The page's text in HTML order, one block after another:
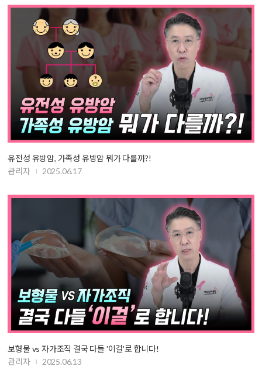
유전성 유방암, 가족성 유방암 뭐가 다를까?!
관리자
2025.06.17
보형물 vs 자가조직 결국 다들 '이걸'로 합니다!
관리자
2025.06.13